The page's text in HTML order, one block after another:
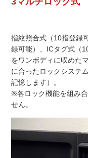
指紋照合式（10指登録
録可能）、ICタグ式（
をワンボディに収めた
に合ったロックシステ
記憶します）。
※各ロック機能を組み
せん。